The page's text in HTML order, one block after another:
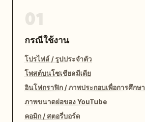
กรณีใช้งาน
โปรไฟล์ / รูปประจำตัว
โพสต์บนโซเชียลมีเดีย
อินโฟกราฟิก / ภาพประกอบเพื่อการศึกษา
ภาพขนาดย่อของ YouTube
คอมิก / สตอรี่บอร์ด